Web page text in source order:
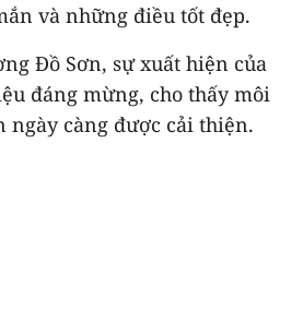
và những điều tốt đẹp.
Đồ Sơn, sự xuất hiện của
đáng mừng, cho thấy môi
ngày càng được cải thiện.